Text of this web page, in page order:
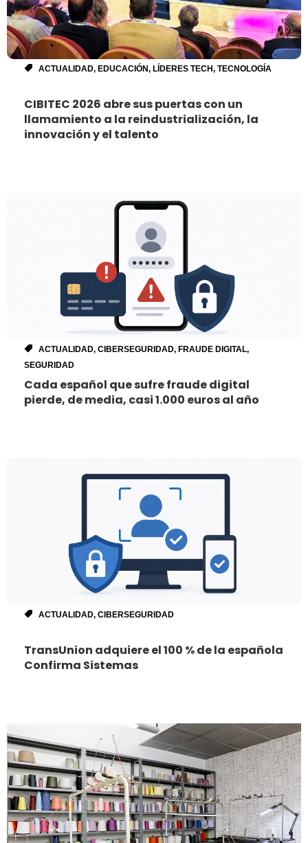
ACTUALIDAD, EDUCACIÓN, LÍDERES TECH, TECNOLOGÍA
CIBITEC 2026 abre sus puertas con un
llamamiento a la reindustrialización, la
innovación y el talento
ACTUALIDAD, CIBERSEGURIDAD, FRAUDE DIGITAL,
SEGURIDAD
Cada español que sufre fraude digital
pierde, de media, casi 1.000 euros al año
ACTUALIDAD, CIBERSEGURIDAD
TransUnion adquiere el 100 % de la española
Confirma Sistemas